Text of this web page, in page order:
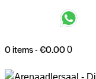
0 items-€0.000